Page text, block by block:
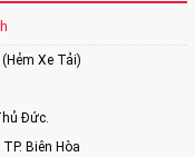
Xe Tải)
Đức.
Biên Hòa